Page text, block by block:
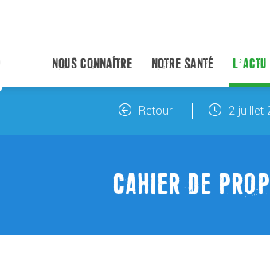
NOUS CONNAÎTRE NOTRE SANTÉ L’ACTU
Retour 2 juillet
CAHIER DE